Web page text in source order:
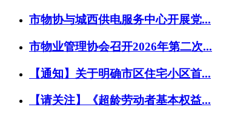
市物协与城西供电服务中心开展党...
市物业管理协会召开2026年第二次...
【通知】关于明确市区住宅小区首...
【请关注】《超龄劳动者基本权益...